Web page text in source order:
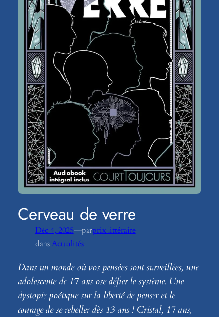
Cerveau de verre
Déc 4, 2025—parprix littéraire
dansActualités
Dans un monde où vos pensées sont surveillées, une
adolescente de 17 ans ose défier le système. Une
dystopie poétique sur la liberté de penser et le
courage de se rebeller dès 13 ans ! Cristal, 17 ans,